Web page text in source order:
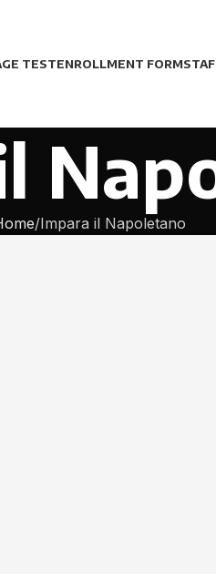
TESTENROLLMENT FORM
Impara il Napoletano